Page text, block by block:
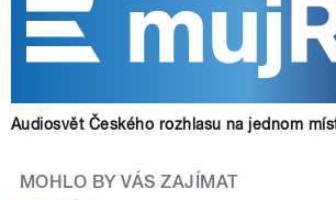
Audiosvět Českého rozhlasu na jednom
MOHLO BY VÁS ZAJÍMAT